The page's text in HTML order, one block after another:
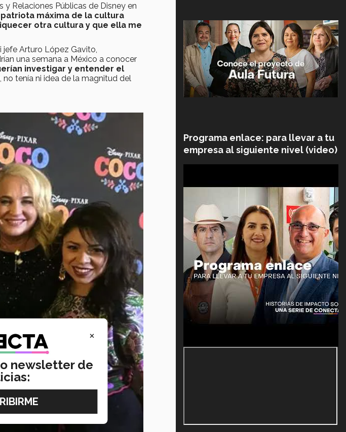
Relaciones Públicas de Disney en
máxima de la cultura
otra cultura y que ella me
jefe Arturo López Gavito,
una semana a México a conocer
investigar y entender el
no tenía ni idea de la magnitud del
Programa enlace: para llevar a tu
empresa al siguiente nivel (video)
×
newsletter de